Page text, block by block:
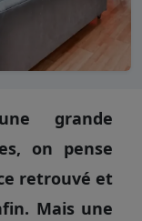
grande
on pense
retrouvé et
Mais une